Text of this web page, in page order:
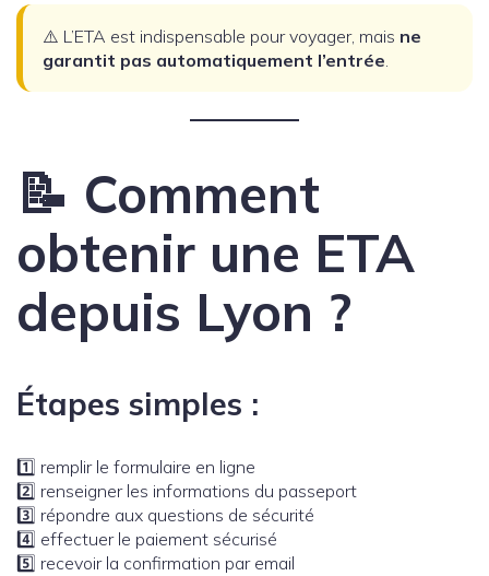
⚠️ L’ETA est indispensable pour voyager, mais ne
garantit pas automatiquement l’entrée
📝 Comment
obtenir une ETA
depuis Lyon ?
Étapes simples :
1️⃣ remplir le formulaire en ligne
2️⃣ renseigner les informations du passeport
3️⃣ répondre aux questions de sécurité
4️⃣ effectuer le paiement sécurisé
5️⃣ recevoir la confirmation par email